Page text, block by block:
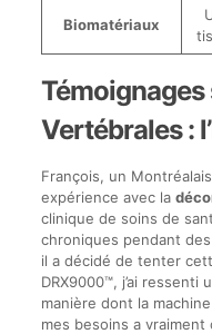
Biomatériaux
Vertébrales :
François, un
expérience avec la
clinique de soins de
chroniques pendant
il a décidé de tenter
DRX9000™, j’ai ressenti
manière dont la
mes besoins a vraiment